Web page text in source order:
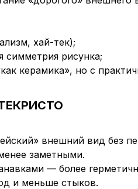
хай-тек);
симметрия рисунка;
керамика», но с
внешний вид без
заметными.
— более
и меньше стыков.